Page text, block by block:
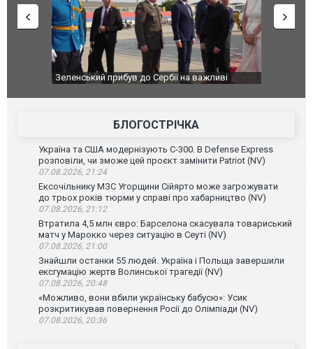
Зеленський прибув до Сербії на важливі
"Вони
БЛОГОСТРІЧКА
Україна та США модернізують С-300. В Defense Express
розповіли, чи зможе цей проєкт замінити Patriot (NV)
07.08.2026, 21:24
Ексочільнику МЗС Угорщини Сійярто може загрожувати
до трьох років тюрми у справі про хабарництво (NV)
07.08.2026, 21:12
Втратила 4,5 млн євро: Барселона скасувала товариський
матч у Марокко через ситуацію в Сеуті (NV)
07.08.2026, 21:00
Знайшли останки 55 людей. Україна і Польща завершили
ексгумацію жертв Волинської трагедії (NV)
07.08.2026, 20:48
«Можливо, вони вбили українську бабусю»: Усик
розкритикував повернення Росії до Олімпіади (NV)
07.08.2026, 20:36